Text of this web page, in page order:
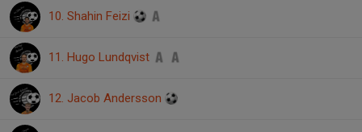
10. Shahin Feizi
11. Hugo Lundqvist
12. Jacob Andersson